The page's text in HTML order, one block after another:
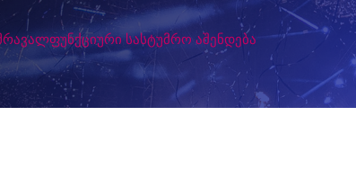
სასტუმრო აშენდება